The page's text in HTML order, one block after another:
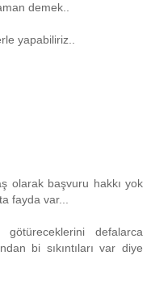
demek..
yapabiliriz..
olarak başvuru hakkı yok
fayda var...
defalarca
bi sıkıntıları var diye